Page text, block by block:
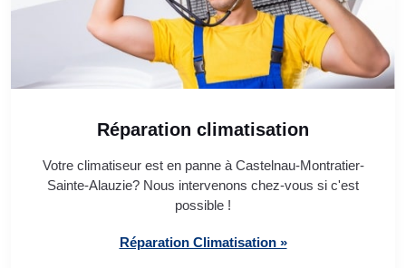
Réparation climatisation
Votre climatiseur est en panne à Castelnau-Montratier-
Sainte-Alauzie? Nous intervenons chez-vous si c'est
possible !
Réparation Climatisation »